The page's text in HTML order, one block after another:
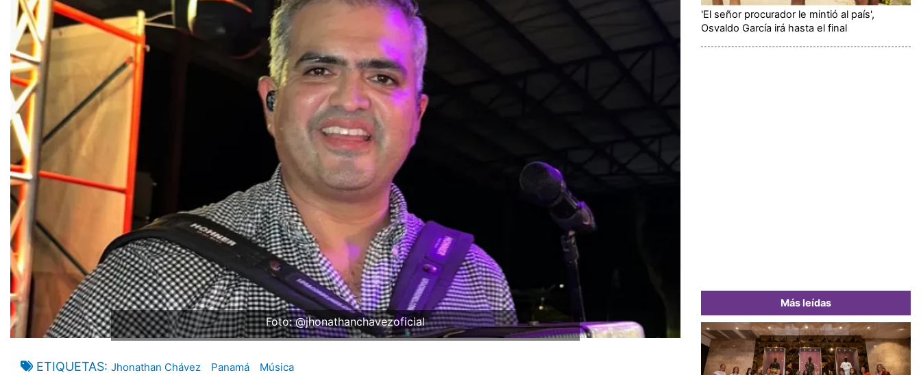
Foto: @jhonathanchavezoficial
ETIQUETAS Jhonathan Chávez Panamá Música
'El señor procurador le mintió al país',
Osvaldo García irá hasta el final
Más leídas